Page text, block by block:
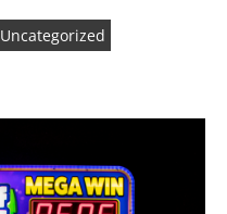
Uncategorized